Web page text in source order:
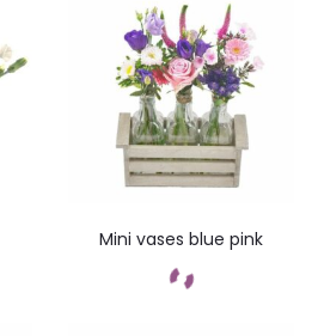
Mini vases blue pink